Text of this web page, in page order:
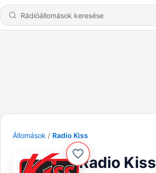
Állomások Radio Kiss
Radio Kiss